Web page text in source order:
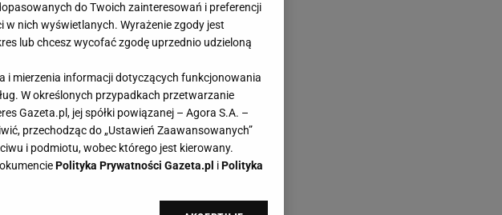
do Twoich zainteresowań i preferencji
nich wyświetlanych. Wyrażenie zgody jest
lub chcesz wycofać zgodę uprzednio udzieloną
i mierzenia informacji dotyczących funkcjonowania
W określonych przypadkach przetwarzanie
Gazeta.pl, jej spółki powiązanej – Agora S.A. –
przechodząc do „Ustawień Zaawansowanych”
i podmiotu, wobec którego jest kierowany.
Polityka Prywatności Gazeta.pl iPolityka